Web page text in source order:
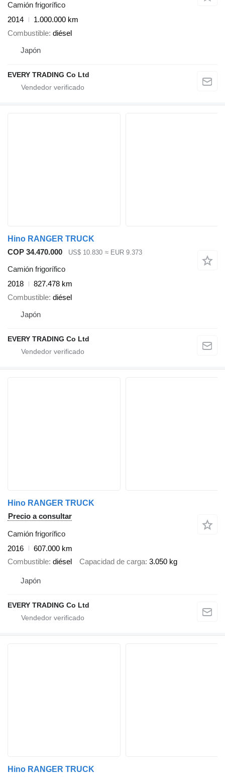
Camión frigorífico
2014
1.000.000 km
Combustible diésel
Japón
EVERY TRADING Co Ltd
Hino RANGER TRUCK
COP 34.470.000
US$ 10.830 ≈ EUR 9.373
Camión frigorífico
2018
827.478 km
Combustible diésel
Japón
EVERY TRADING Co Ltd
Hino RANGER TRUCK
Precio a consultar
Camión frigorífico
2016
607.000 km
Combustible diésel Capacidad de carga 3.050 kg
Japón
EVERY TRADING Co Ltd
Hino RANGER TRUCK